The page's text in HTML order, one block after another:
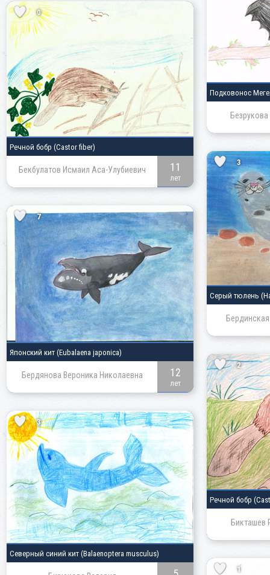
Подковонос
0
Речной бобр (Castor fiber)
Бекбулатов Исмаил Аса-Улубиевич 11
лет
3
Серый тюлень
7
Японский кит (Eubalaena japonica)
Бердянова Вероника Николаевна 12
лет
2
Речной бобр
Бикташев
3
Северный синий кит (Balaenoptera musculus)
1